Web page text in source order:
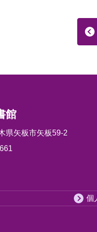
館
県矢板市矢板59-2
個